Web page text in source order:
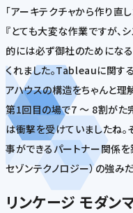
「アーキテクチャから作り直
『とても大変な作業ですが、
的には必ず御社のためにな
くれました。Tableauに関す
アハウスの構造をちゃんと理
第1回目の場で7 ～ 8割がた
は衝撃を受けていましたね。
事ができるパートナー関係
セゾンテクノロジー）の強み
リンケージ モダン